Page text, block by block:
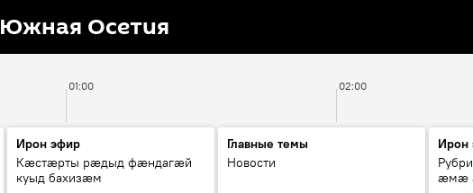
Южная Осетия
01:00 02:00
Ирон эфир
Кæстæрты рæдыд фæндагæй
куыд бахизæм
Главные темы
Новости
Ирон
ӕмӕ